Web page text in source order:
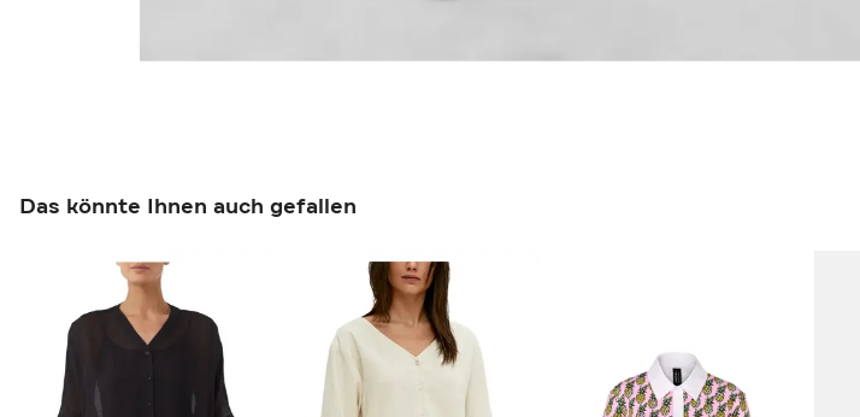
Das könnte Ihnen auch gefallen